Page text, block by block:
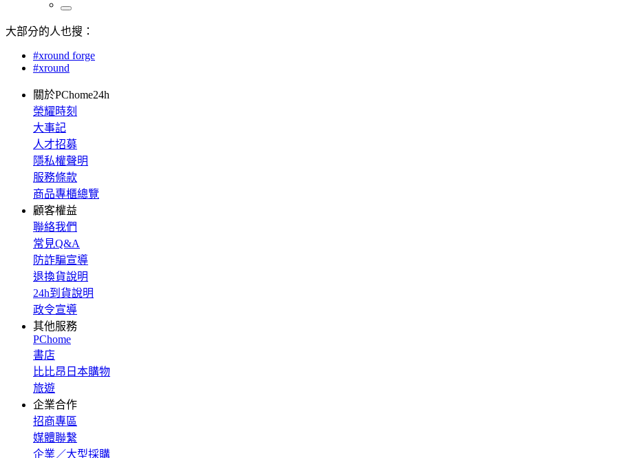
大部分的人也搜：
#xround forge
#xround
關於PChome24h
榮耀時刻
大事記
人才招募
隱私權聲明
服務條款
商品專櫃總覽
顧客權益
聯絡我們
常見Q&A
防詐騙宣導
退換貨說明
24h到貨說明
政令宣導
其他服務
PChome
書店
比比昂日本購物
旅遊
企業合作
招商專區
媒體聯繫
企業／大型採購